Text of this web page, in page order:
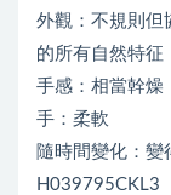
外觀：不規則但
的所有自然特征
手感：相當幹燥
手：柔軟
隨時間變化：變
H039795CKL3